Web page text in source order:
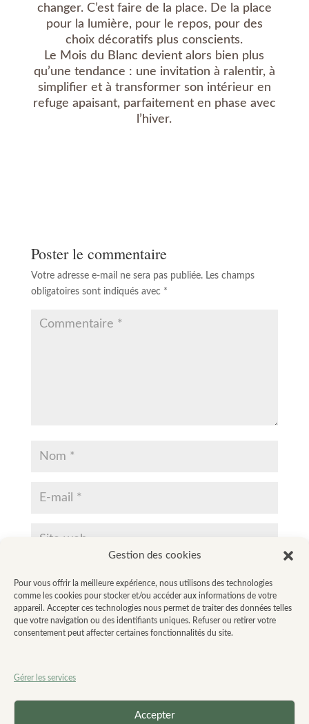
Gestion des cookies
Pour vous offrir la meilleure expérience, nous utilisons des technologies
comme les cookies pour stocker et/ou accéder aux informations de votre
appareil. Accepter ces technologies nous permet de traiter des données telles
que votre navigation ou des identifiants uniques. Refuser ou retirer votre
consentement peut affecter certaines fonctionnalités du site.
Gérer les services
Accepter
changer. C’est faire de la place. De la place
pour la lumière, pour le repos, pour des
choix décoratifs plus conscients.
Le Mois du Blanc devient alors bien plus
qu’une tendance : une invitation à ralentir, à
simplifier et à transformer son intérieur en
refuge apaisant, parfaitement en phase avec
l’hiver.
Poster le commentaire
Votre adresse e-mail ne sera pas publiée. Les champs
obligatoires sont indiqués avec *
navigateur pour mon prochain commentaire.